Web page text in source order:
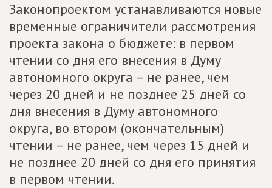
Законопроектом устанавливаются новые
временные ограничители рассмотрения
проекта закона о бюджете: в первом
чтении со дня его внесения в Думу
автономного округа – не ранее, чем
через 20 дней и не позднее 25 дней со
дня внесения в Думу автономного
округа, во втором (окончательным)
чтении – не ранее, чем через 15 дней и
не позднее 20 дней со дня его принятия
в первом чтении.